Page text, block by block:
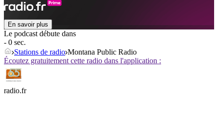
En savoir plus
Le podcast débute dans
- 0 sec.
Stations de radio Montana Public Radio
Écoutez gratuitement cette radio dans l'application :
radio.fr